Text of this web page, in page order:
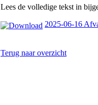
Lees de volledige tekst in
2025-06-16
Terug naar overzicht